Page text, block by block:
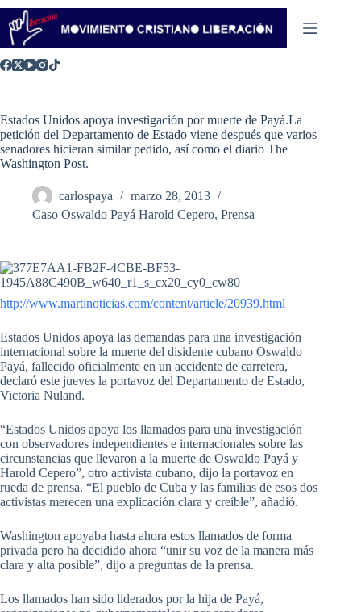
Saltar
contenido
Estados Unidos apoya investigación por muerte de Payá.La
petición del Departamento de Estado viene después que varios
senadores hicieran similar pedido, así como el diario The
Washington Post.
carlospaya
marzo 28, 2013
Caso Oswaldo Payá Harold Cepero, Prensa
http://www.martinoticias.com/content/article/20939.html
Estados Unidos apoya las demandas para una investigación
internacional sobre la muerte del disidente cubano Oswaldo
Payá, fallecido oficialmente en un accidente de carretera,
declaró este jueves la portavoz del Departamento de Estado,
Victoria Nuland.
“Estados Unidos apoya los llamados para una investigación
con observadores independientes e internacionales sobre las
circunstancias que llevaron a la muerte de Oswaldo Payá y
Harold Cepero”, otro activista cubano, dijo la portavoz en
rueda de prensa. “El pueblo de Cuba y las familias de esos dos
activistas merecen una explicación clara y creíble”, añadió.
Washington apoyaba hasta ahora estos llamados de forma
privada pero ha decidido ahora “unir su voz de la manera más
clara y alta posible”, dijo a preguntas de la prensa.
Los llamados han sido liderados por la hija de Payá,